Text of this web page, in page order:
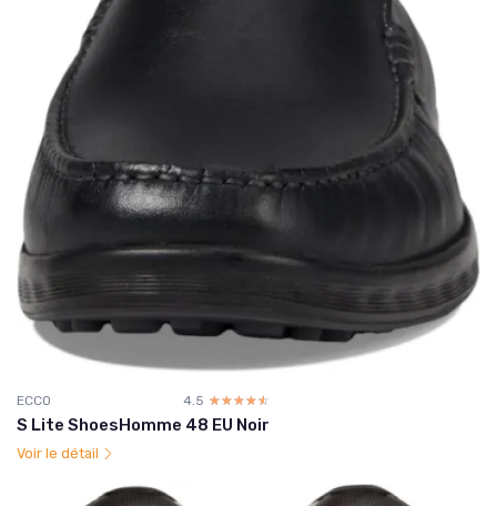
ECCO 4.5 ☆☆☆☆☆
★★★★★
S Lite ShoesHomme 48 EU Noir
Voir le détail